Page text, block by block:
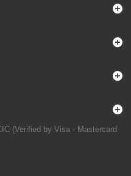
(Verified by Visa - Mastercard